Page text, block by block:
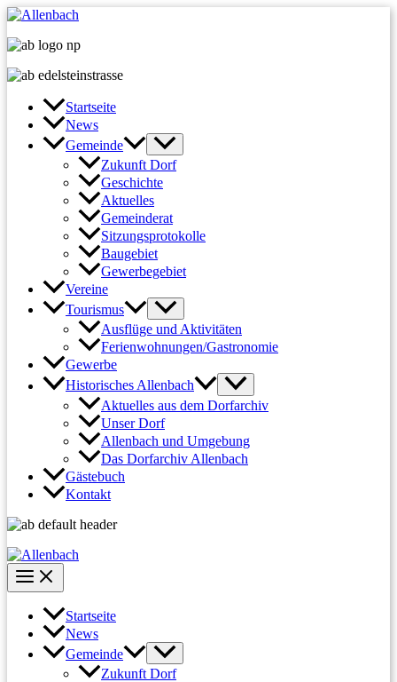
Zum
springen
Startseite
News
Gemeinde
Zukunft Dorf
Geschichte
Aktuelles
Gemeinderat
Sitzungsprotokolle
Baugebiet
Gewerbegebiet
Vereine
Tourismus
Ausflüge und Aktivitäten
Ferienwohnungen/Gastronomie
Gewerbe
Historisches Allenbach
Aktuelles aus dem Dorfarchiv
Unser Dorf
Allenbach und Umgebung
Das Dorfarchiv Allenbach
Gästebuch
Kontakt
Startseite
News
Gemeinde
Zukunft Dorf